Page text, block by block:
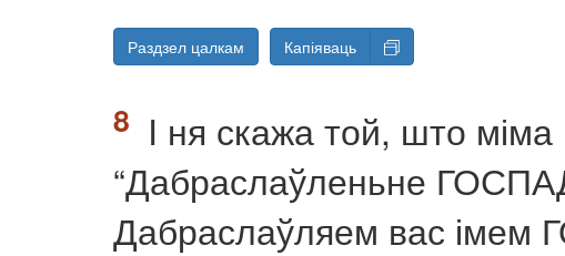
Раздзел цалкам Капіяваць
I ня скажа той, што міма
“Дабраслаўленьне
Дабраслаўляем вас імем